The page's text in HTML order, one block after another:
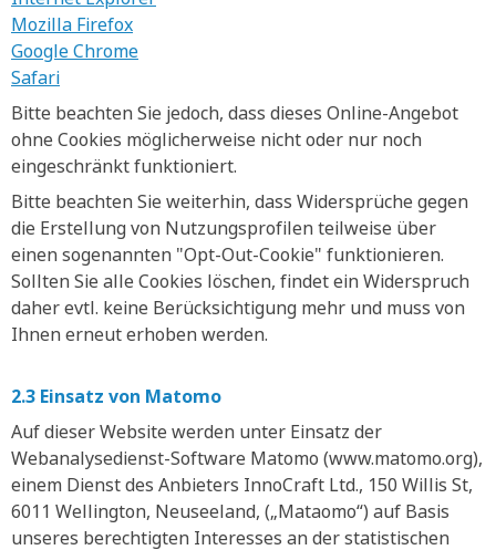
Mozilla Firefox
Google Chrome
Safari
Bitte beachten Sie jedoch, dass dieses Online-Angebot
ohne Cookies möglicherweise nicht oder nur noch
eingeschränkt funktioniert.
Bitte beachten Sie weiterhin, dass Widersprüche gegen
die Erstellung von Nutzungsprofilen teilweise über
einen sogenannten "Opt-Out-Cookie" funktionieren.
Sollten Sie alle Cookies löschen, findet ein Widerspruch
daher evtl. keine Berücksichtigung mehr und muss von
Ihnen erneut erhoben werden.
2.3 Einsatz von Matomo
Auf dieser Website werden unter Einsatz der
Webanalysedienst-Software Matomo (www.matomo.org),
einem Dienst des Anbieters InnoCraft Ltd., 150 Willis St,
6011 Wellington, Neuseeland, („Mataomo“) auf Basis
unseres berechtigten Interesses an der statistischen